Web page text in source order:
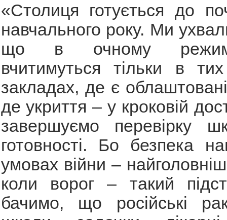
«Столиця готується до
навчального року. Ми
що в очному
вчитимуться тільки в
закладах, де є
де укриття – у кроковій
завершуємо перевірку
готовності. Бо безпека
умовах війни –
коли ворог – такий
бачимо, що російські